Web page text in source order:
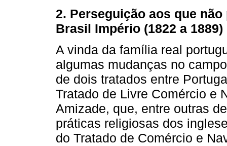
2. Perseguição aos que
Brasil Império (1822 a 1889)
A vinda da família real
algumas mudanças no
de dois tratados entre
Tratado de Livre Comércio e
Amizade, que, entre outras
práticas religiosas dos
do Tratado de Comércio e